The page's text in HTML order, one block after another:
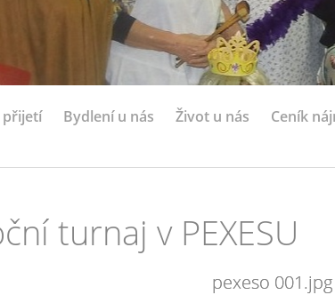
přijetí Bydlení u nás Život u nás Ceník
turnaj v PEXESU
pexeso 001.jpg